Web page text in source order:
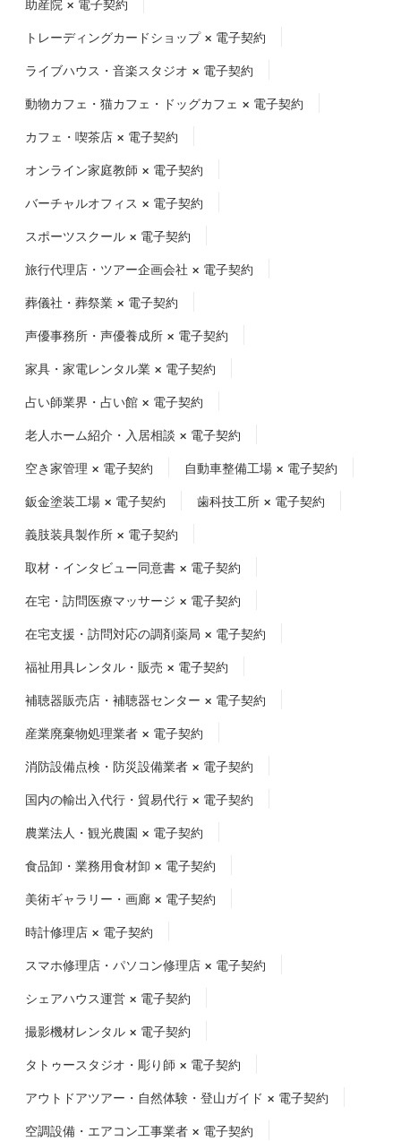
助産院 × 電子契約
トレーディングカードショップ × 電子契約
ライブハウス・音楽スタジオ × 電子契約
動物カフェ・猫カフェ・ドッグカフェ × 電子契約
カフェ・喫茶店 × 電子契約
オンライン家庭教師 × 電子契約
バーチャルオフィス × 電子契約
スポーツスクール × 電子契約
旅行代理店・ツアー企画会社 × 電子契約
葬儀社・葬祭業 × 電子契約
声優事務所・声優養成所 × 電子契約
家具・家電レンタル業 × 電子契約
占い師業界・占い館 × 電子契約
老人ホーム紹介・入居相談 × 電子契約
空き家管理 × 電子契約 自動車整備工場 × 電子契約
鈑金塗装工場 × 電子契約 歯科技工所 × 電子契約
義肢装具製作所 × 電子契約
取材・インタビュー同意書 × 電子契約
在宅・訪問医療マッサージ × 電子契約
在宅支援・訪問対応の調剤薬局 × 電子契約
福祉用具レンタル・販売 × 電子契約
補聴器販売店・補聴器センター × 電子契約
産業廃棄物処理業者 × 電子契約
消防設備点検・防災設備業者 × 電子契約
国内の輸出入代行・貿易代行 × 電子契約
農業法人・観光農園 × 電子契約
食品卸・業務用食材卸 × 電子契約
美術ギャラリー・画廊 × 電子契約
時計修理店 × 電子契約
スマホ修理店・パソコン修理店 × 電子契約
シェアハウス運営 × 電子契約
撮影機材レンタル × 電子契約
タトゥースタジオ・彫り師 × 電子契約
アウトドアツアー・自然体験・登山ガイド × 電子契約
空調設備・エアコン工事業者 × 電子契約